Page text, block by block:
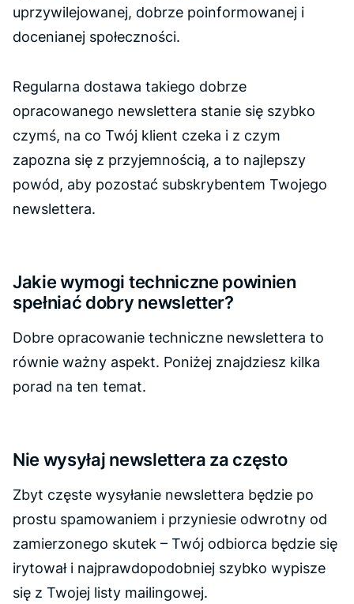
uprzywilejowanej, dobrze poinformowanej i
docenianej społeczności.
Regularna dostawa takiego dobrze
opracowanego newslettera stanie się szybko
czymś, na co Twój klient czeka i z czym
zapozna się z przyjemnością, a to najlepszy
powód, aby pozostać subskrybentem Twojego
newslettera.
Jakie wymogi techniczne powinien
spełniać dobry newsletter?
Dobre opracowanie techniczne newslettera to
równie ważny aspekt. Poniżej znajdziesz kilka
porad na ten temat.
Nie wysyłaj newslettera za często
Zbyt częste wysyłanie newslettera będzie po
prostu spamowaniem i przyniesie odwrotny od
zamierzonego skutek – Twój odbiorca będzie się
irytował i najprawdopodobniej szybko wypisze
się z Twojej listy mailingowej.